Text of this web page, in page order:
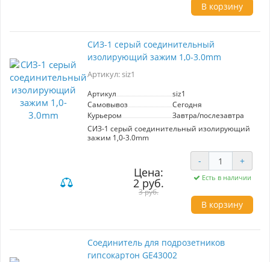
В корзину
CИЗ-1 серый соединительный
изолирующий зажим 1,0-3.0mm
Артикул: siz1
Артикул
siz1
Самовывоз
Сегодня
Курьером
Завтра/послезавтра
CИЗ-1 серый соединительный изолирующий
зажим 1,0-3.0mm
Цена:
2 руб.
3 руб.
- +
Есть в наличии
В корзину
Соединитель для подрозетников
гипсокартон GE43002